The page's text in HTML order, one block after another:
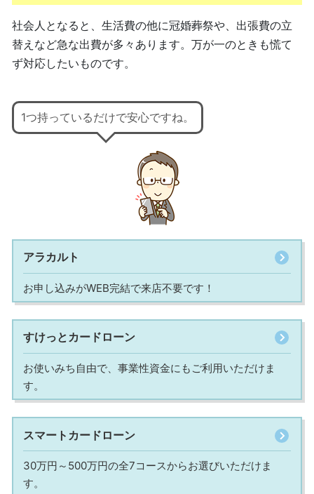
社会人となると、生活費の他に冠婚葬祭や、出張費の立
替えなど急な出費が多々あります。万が一のときも慌て
ず対応したいものです。
1つ持っているだけで安心ですね。
アラカルト
お申し込みがWEB完結で来店不要です！
すけっとカードローン
お使いみち自由で、事業性資金にもご利用いただけま
す。
スマートカードローン
30万円～500万円の全7コースからお選びいただけま
す。